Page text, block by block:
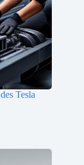
Tesla